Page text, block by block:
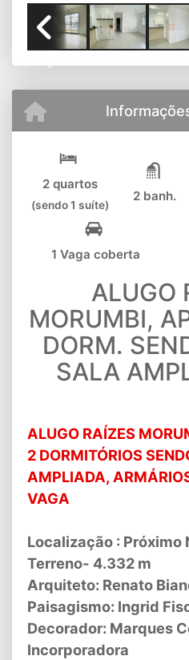
2 quartos
(sendo 1 suíte)
2 banh.
1 Vaga coberta
ALUGO
MORUMBI,
DORM.
SALA
ALUGO RAÍZES
2 DORMITÓRIOS
AMPLIADA,
VAGA
Localização : Próximo
Terreno- 4.332 m
Arquiteto: Renato
Paisagismo: Ingrid
Decorador: Marques
Incorporadora